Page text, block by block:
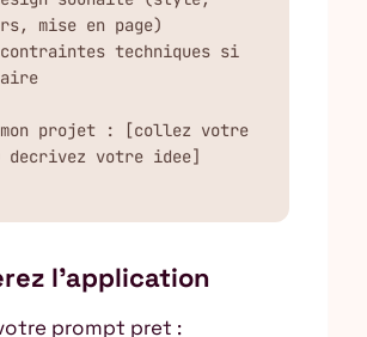
mise en page)
techniques si
projet : [collez votre
decrivez votre idee]
l’application
prompt pret :